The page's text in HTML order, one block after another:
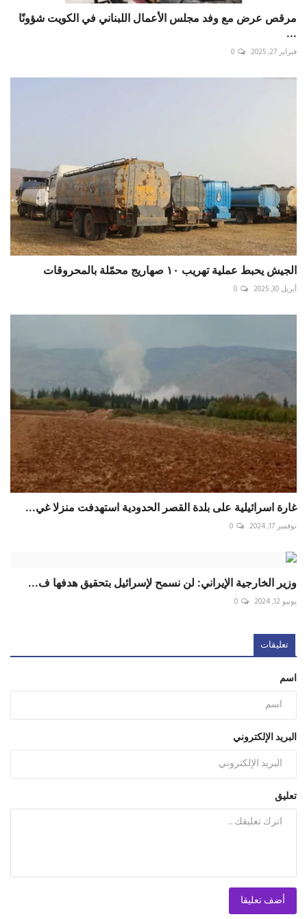
مرقص عرض مع وفد مجلس الأعمال اللبناني في الكويت شؤونًا
...
فبراير 27, 2025 0
الجيش يحبط عملية تهريب ١٠ صهاريج محمّلة بالمحروقات
أبريل 30, 2025 0
غارة اسرائيلية على بلدة القصر الحدودية استهدفت منزلا غي...
نوفمبر 17, 2024 0
وزير الخارجية الإيراني: لن نسمح لإسرائيل بتحقيق هدفها ف...
يونيو 12, 2024 0
تعليقات
اسم
البريد الإلكتروني
تعليق
أضف تعليقا